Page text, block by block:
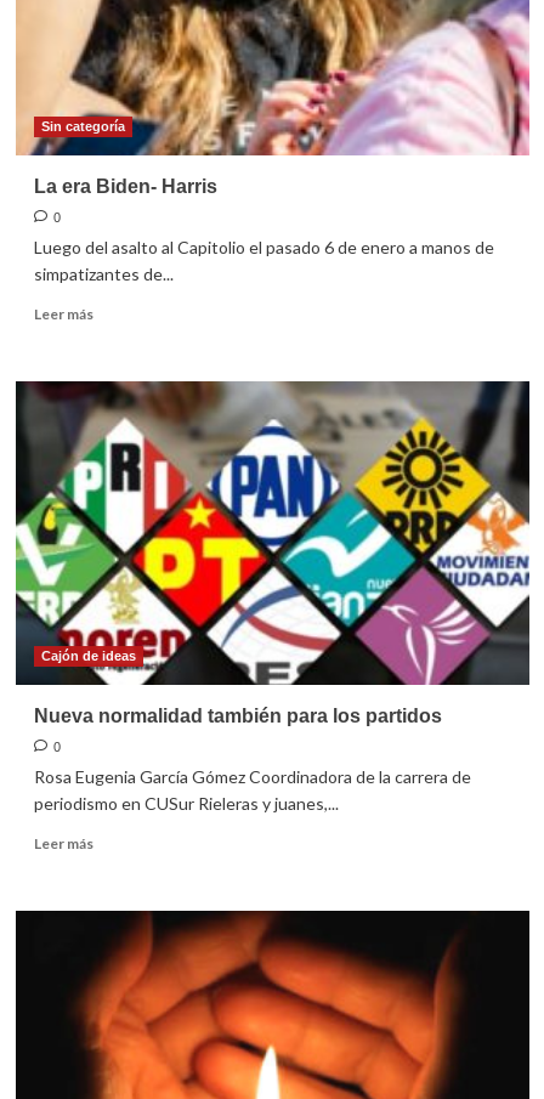
Sin categoría
La era Biden- Harris
0
Luego del asalto al Capitolio el pasado 6 de enero a manos de
simpatizantes de...
Leer másLeer
La
era
Biden-
Harris
Cajón de ideas
Nueva normalidad también para los partidos
0
Rosa Eugenia García Gómez Coordinadora de la carrera de
periodismo en CUSur Rieleras y juanes,...
Leer másLeer
Nueva
normalidad
también
para
partidos